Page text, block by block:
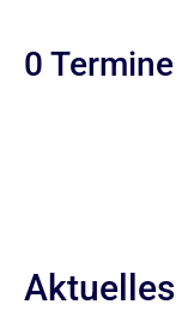
0 Termine
Aktuelles